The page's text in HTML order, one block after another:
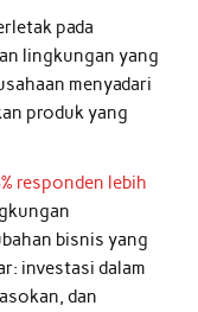
pada
lingkungan yang
menyadari
produk yang
responden lebih
bisnis yang
investasi dalam
dan